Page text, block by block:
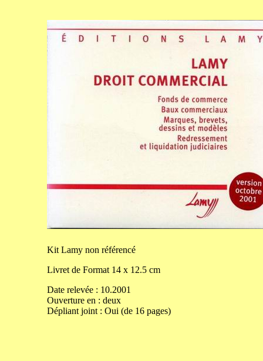
Kit Lamy non référencé
Livret de Format 14x 12.5cm
Date relevée : 10.2001
Ouverture en : deux
Dépliant joint : Oui (de 16 pages)